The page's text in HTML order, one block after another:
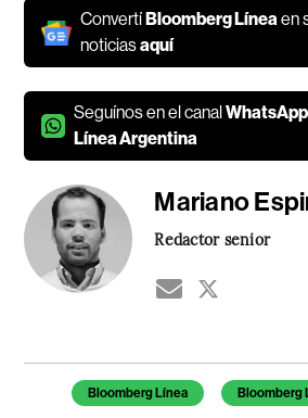
Convertí Bloomberg Líneaen
noticiasaquí
Seguínos en el canalWhatsApp
Línea Argentina
Mariano
Redactor senior
Temas de este artículo
Bloomberg Línea Bloomberg